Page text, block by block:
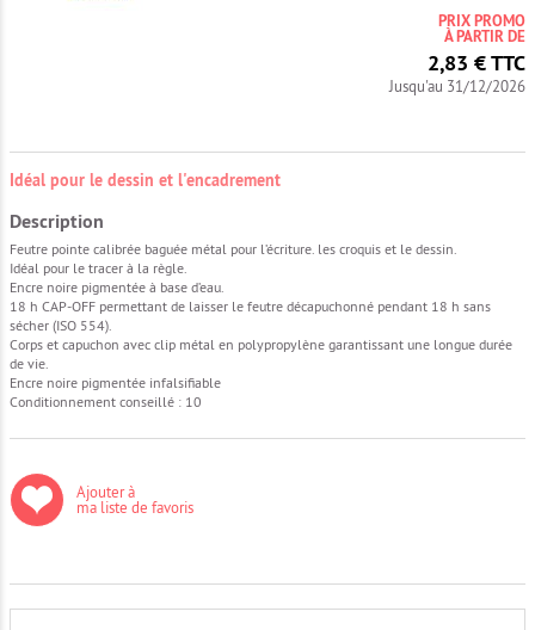
PRIX PROMO
À PARTIR DE
2,83 € TTC
Jusqu'au 31/12/2026
Idéal pour le dessin et l'encadrement
Description
Feutre pointe calibrée baguée métal pour l’écriture. les croquis et le dessin.
Idéal pour le tracer à la règle.
Encre noire pigmentée à base d’eau.
18 h CAP-OFF permettant de laisser le feutre décapuchonné pendant 18 h sans
sécher (ISO 554).
Corps et capuchon avec clip métal en polypropylène garantissant une longue durée
de vie.
Encre noire pigmentée infalsifiable
Conditionnement conseillé : 10
Ajouter à
ma liste de favoris